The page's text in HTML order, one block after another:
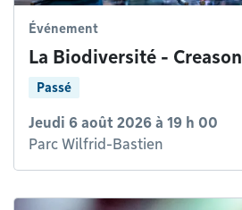
Événement
La Biodiversité - Creason
Passé
Jeudi 6 août 2026 à 19 h 00
Parc Wilfrid-Bastien